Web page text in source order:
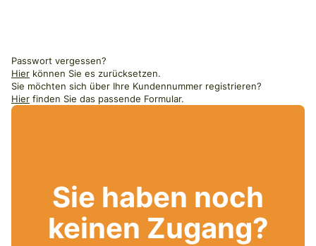
Passwort vergessen?
Hier können Sie es zurücksetzen.
Sie möchten sich über Ihre Kundennummer registrieren?
Hier finden Sie das passende Formular.
Sie haben noch
keinen Zugang?